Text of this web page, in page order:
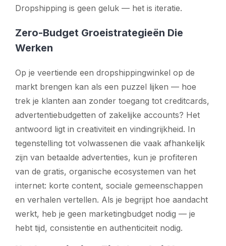
Dropshipping is geen geluk — het is iteratie.
Zero-Budget Groeistrategieën Die
Werken
Op je veertiende een dropshippingwinkel op de
markt brengen kan als een puzzel lijken — hoe
trek je klanten aan zonder toegang tot creditcards,
advertentiebudgetten of zakelijke accounts? Het
antwoord ligt in creativiteit en vindingrijkheid. In
tegenstelling tot volwassenen die vaak afhankelijk
zijn van betaalde advertenties, kun je profiteren
van de gratis, organische ecosystemen van het
internet: korte content, sociale gemeenschappen
en verhalen vertellen. Als je begrijpt hoe aandacht
werkt, heb je geen marketingbudget nodig — je
hebt tijd, consistentie en authenticiteit nodig.